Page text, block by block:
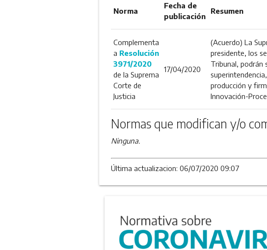
Norma
Fecha de
publicación
Resumen
Complementa
a Resolución
3971/2020
de la Suprema
Corte de
Justicia
17/04/2020
(Acuerdo) La
presidente, los
Tribunal, podrán
producción y
Innovación-
Normas que modifican y/o
Ninguna.
Última actualizacion: 06/07/2020 09:07